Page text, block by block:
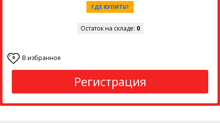
ГДЕ КУПИТЬ?
Остаток на складе: 0
0 В избранное
Регистрация